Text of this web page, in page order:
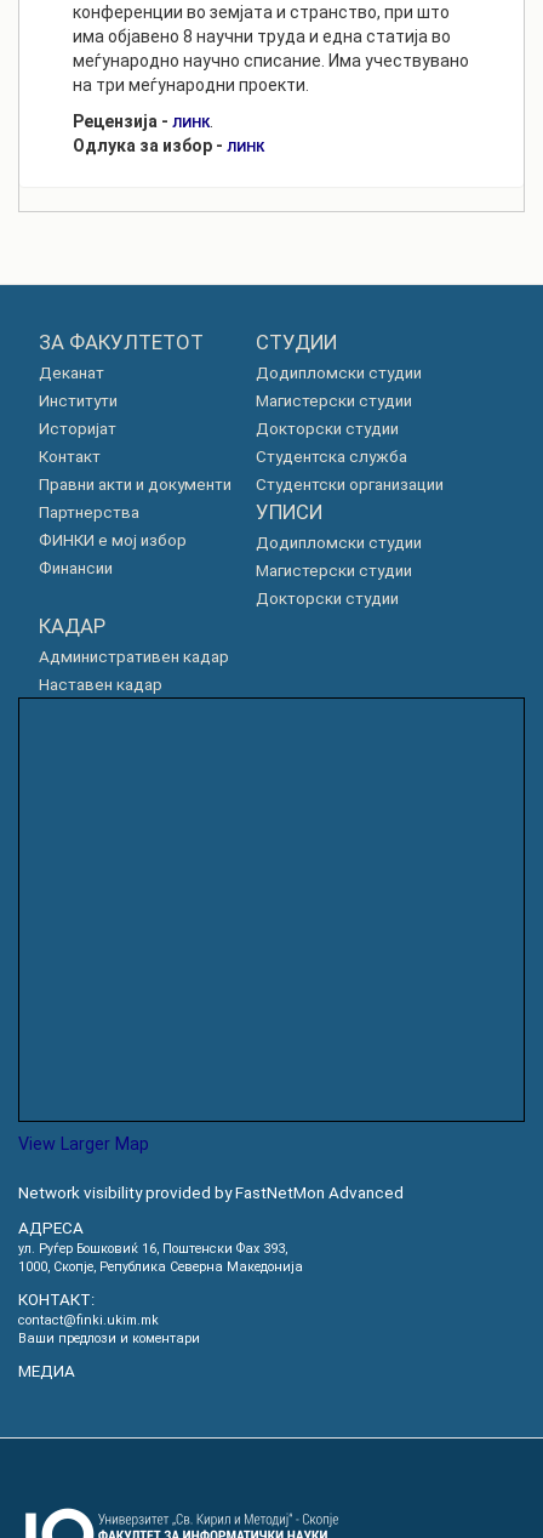
конференции во земјата и странство, при што
има објавено 8 научни труда и една статија во
меѓународно научно списание. Има учествувано
на три меѓународни проекти.
Рецензија - ЛИНК
Одлука за избор - ЛИНК
ЗА ФАКУЛТЕТОТ
Деканат
Институти
Историјат
Контакт
Правни акти и документи
Партнерства
ФИНКИ е мој избор
Финансии
СТУДИИ
Додипломски студии
Магистерски студии
Докторски студии
Студентска служба
Студентски организации
УПИСИ
Додипломски студии
Магистерски студии
Докторски студии
КАДАР
Административен кадар
Наставен кадар
View Larger Map
Network visibility provided by FastNetMon Advanced
АДРЕСА
ул. Руѓер Бошковиќ 16, Пoштенски Фах 393,
1000, Скопје, Република Северна Македонија
КОНТАКТ:
contact@finki.ukim.mk
Ваши предлози и коментари
МЕДИА